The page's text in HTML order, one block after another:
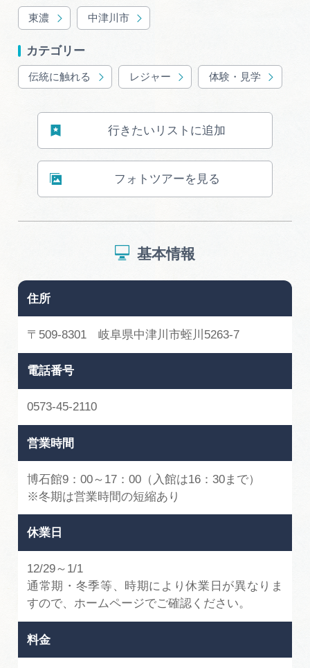
東濃 中津川市
カテゴリー
伝統に触れる レジャー 体験・見学
行きたいリストに追加
フォトツアーを見る
基本情報
住所
〒509-8301 岐阜県中津川市蛭川5263-7
電話番号
0573-45-2110
営業時間
博石館9：00～17：00（入館は16：30まで）
※冬期は営業時間の短縮あり
休業日
12/29～1/1
通常期・冬季等、時期により休業日が異なりま
すので、ホームページでご確認ください。
料金